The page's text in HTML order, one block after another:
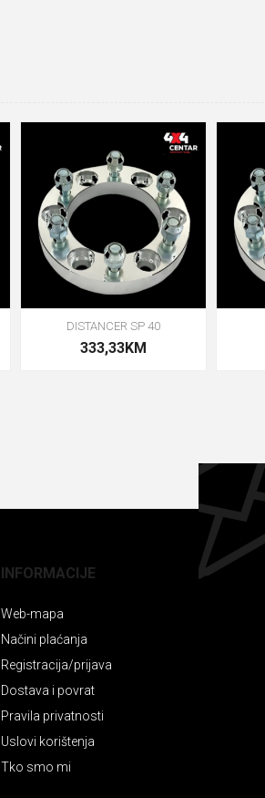
DISTANCER SP 40
333,33KM
INFORMACIJE
Web-mapa
Načini plaćanja
Registracija/prijava
Dostava i povrat
Pravila privatnosti
Uslovi korištenja
Tko smo mi